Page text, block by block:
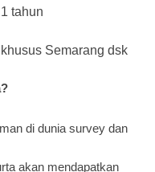
tahun
Semarang dsk
di dunia survey dan
akan mendapatkan